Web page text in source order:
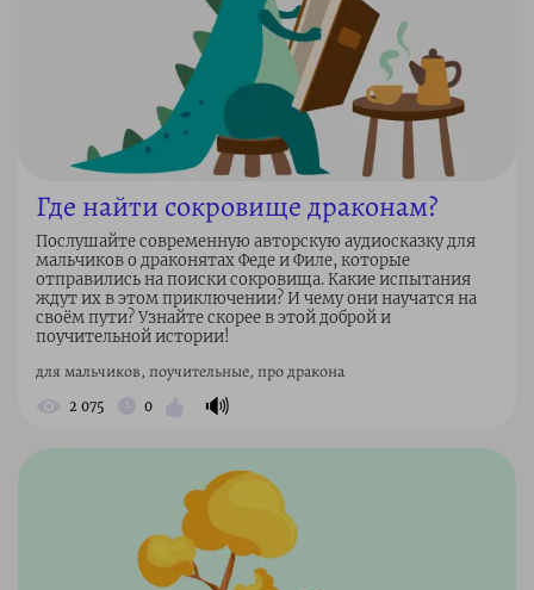
Где найти сокровище драконам?
Послушайте современную авторскую аудиосказку для
мальчиков о драконятах Феде и Филе, которые
отправились на поиски сокровища. Какие испытания
ждут их в этом приключении? И чему они научатся на
своём пути? Узнайте скорее в этой доброй и
поучительной истории!
для мальчиков, поучительные, про дракона
2 075 0 🔊